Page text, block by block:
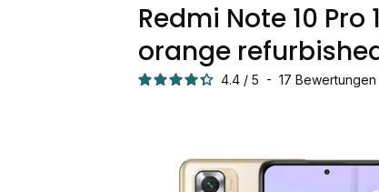
Redmi Note 10 Pro
orange
4.4 / 5 - 17 Bewertungen